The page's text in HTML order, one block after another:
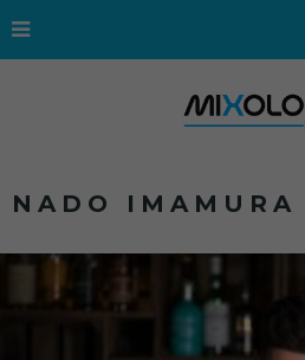
NADO IMAMURA